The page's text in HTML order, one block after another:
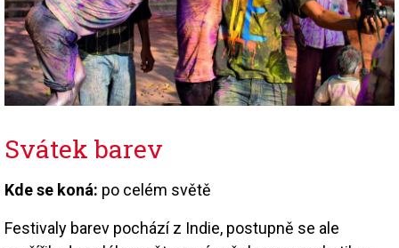
Svátek barev
Kde se koná: po celém světě
Festivaly barev pochází z Indie, postupně se ale